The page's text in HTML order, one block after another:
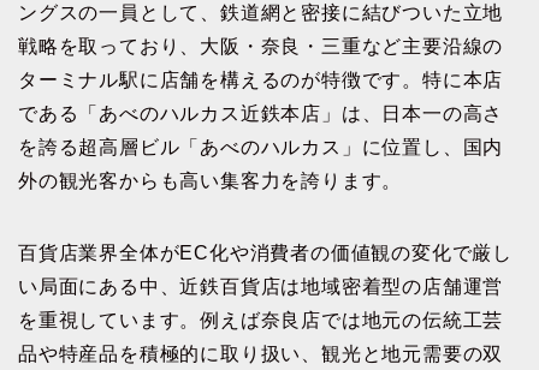
ングスの一員として、鉄道網と密接に結びついた立地
戦略を取っており、大阪・奈良・三重など主要沿線の
ターミナル駅に店舗を構えるのが特徴です。特に本店
である「あべのハルカス近鉄本店」は、日本一の高さ
を誇る超高層ビル「あべのハルカス」に位置し、国内
外の観光客からも高い集客力を誇ります。
百貨店業界全体がEC化や消費者の価値観の変化で厳し
い局面にある中、近鉄百貨店は地域密着型の店舗運営
を重視しています。例えば奈良店では地元の伝統工芸
品や特産品を積極的に取り扱い、観光と地元需要の双